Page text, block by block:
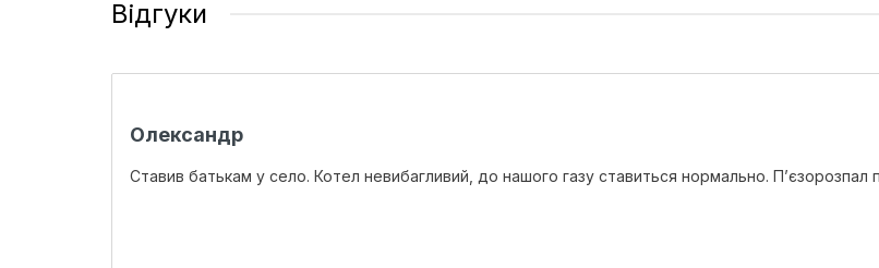
Відгуки
Олександр
Ставив батькам у село. Котел невибагливий, до нашого газу ставиться нормально.